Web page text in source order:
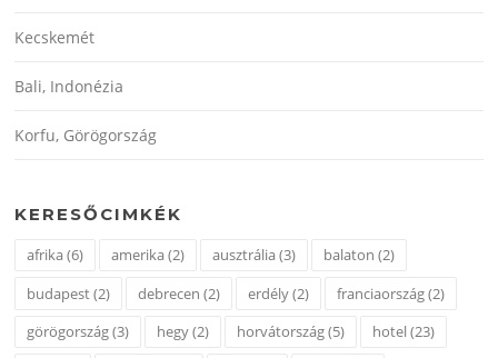
Kecskemét
Bali, Indonézia
Korfu, Görögország
KERESŐCIMKÉK
afrika(6) amerika(2) ausztrália(3) balaton (2)
budapest(2) debrecen (2) erdély(2) franciaország(2)
görögország(3) hegy(2) horvátország(5) hotel(23)